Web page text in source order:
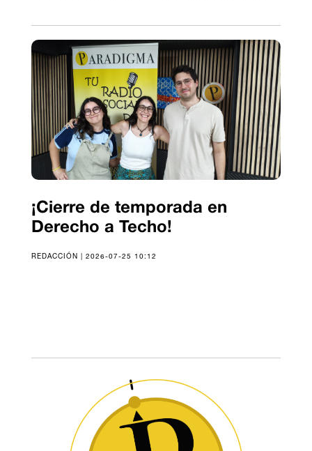
¡Cierre de temporada en
Derecho a Techo!
REDACCIÓN | 2026-07-25 10:12